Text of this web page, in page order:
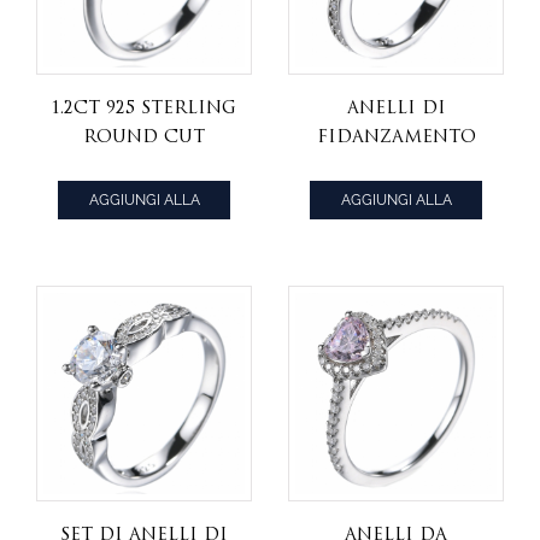
1.2CT 925 Sterling
Round Cut
Zirconia CZ Fede
nuziale
AGGIUNGI ALLA
Anelli di
fidanzamento
Cz in argento
sterling 925
AGGIUNGI ALLA
Set di anelli di
Anelli da